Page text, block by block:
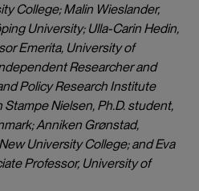
College; Malin Wieslander,
University; Ulla-Carin Hedin,
Emerita, University of
Researcher and
Policy Research Institute
Stampe Nielsen, Ph.D. student,
Anniken Grønstad,
University College; and Eva
Professor, University of